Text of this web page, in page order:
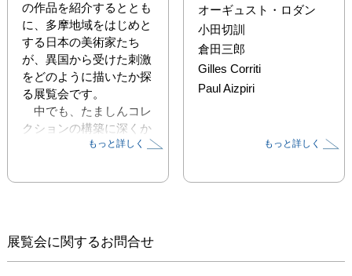
の作品を紹介するととも
に、多摩地域をはじめと
する日本の美術家たち
が、異国から受けた刺激
をどのように描いたか探
る展覧会です。
中でも、たましんコレ
クションの構築に深くか
かわった倉田三郎(1902-
倉田は、多摩地域を代表
油彩、水彩、素描等によ
る膨大な数の風景画を描
もっと詳しく
オーギュスト・ロダン
小田切訓
倉田三郎
Gilles Corriti
Paul Aizpiri
もっと詳しく
展覧会に関するお問合せ